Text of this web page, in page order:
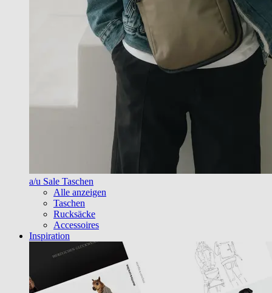
a/u Sale Taschen
Alle anzeigen
Taschen
Rucksäcke
Accessoires
Inspiration